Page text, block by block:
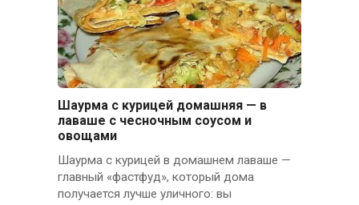
Шаурма с курицей домашняя — в
лаваше с чесночным соусом и
овощами
Шаурма с курицей в домашнем лаваше —
главный «фастфуд», который дома
получается лучше уличного: вы